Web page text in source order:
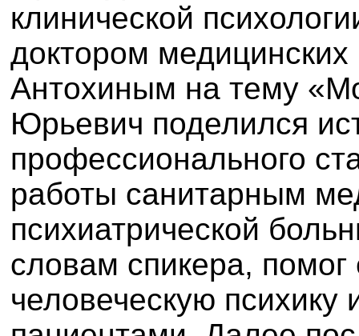
клинической
доктором медицинских
Антохиным на тему
Юрьевич поделился
профессионального
работы санитарным
психиатрической
словам спикера,
человеческую психику